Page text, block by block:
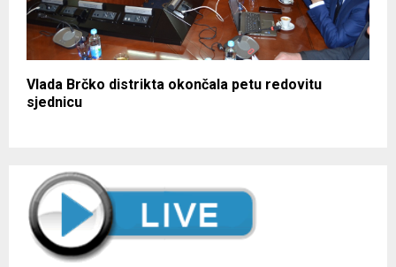
Vlada Brčko distrikta okončala petu redovitu
sjednicu